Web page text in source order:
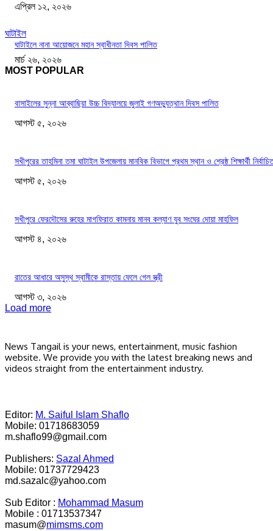
এপ্রিল ১২, ২০২৬
ঘাটাইল
ঘাটাইলে নানা আয়োজনে মহান স্বাধীনতা দিবস পালিত
মার্চ ২৬, ২০২৬
MOST POPULAR
বাসাইলের সুন্না আব্বাছিয়া উচ্চ বিদ্যালয়ে জুলাই গণঅভ্যুত্থান দিবস পালিত
আগস্ট ৫, ২০২৬
সখীপুরের তাহমিনা তমা ঘাটাইল উপজেলায় মানবিক বিভাগে প্রথম স্থান ও শ্রেষ্ঠ শিক্ষার্থী
আগস্ট ৫, ২০২৬
সখীপুরে ফেরদৌসের রুহের মাগফিরাত কামনায় মানব কল্যাণ যুব সংঘের দোয়া মাহফিল
আগস্ট ৪, ২০২৬
রাতের আধারে অসুস্থ স্বামীকে রাস্তায় ফেলে গেল স্ত্রী
আগস্ট ৩, ২০২৬
Load more
News Tangail is your news, entertainment, music fashion
website. We provide you with the latest breaking news and
videos straight from the entertainment industry.
Editor: M. Saiful Islam Shaflo
Mobile: 01718683059
m.shaflo99@gmail.com
Publishers: Sazal Ahmed
Mobile: 01737729423
md.sazalc@yahoo.com
Sub Editor : Mohammad Masum
Mobile : 01713537347
masum@mimsms.com